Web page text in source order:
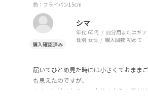
色：フライパン15cm
シマ
年代:60代 自分用またはギフ
性別:女性 購入回数:初めて
届いてひとめ見た時には小さくておまま
も思えたのですが、
ささっと炒めたり、一人分のお魚の煮付